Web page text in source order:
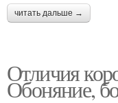
читать дальше →
Отличия
Обоняние,